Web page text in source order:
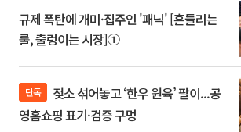
규제 폭탄에 개미·집주인 '패닉' [흔들리는
룰, 출렁이는 시장]①
단독
영홈쇼핑 표기·검증 구멍